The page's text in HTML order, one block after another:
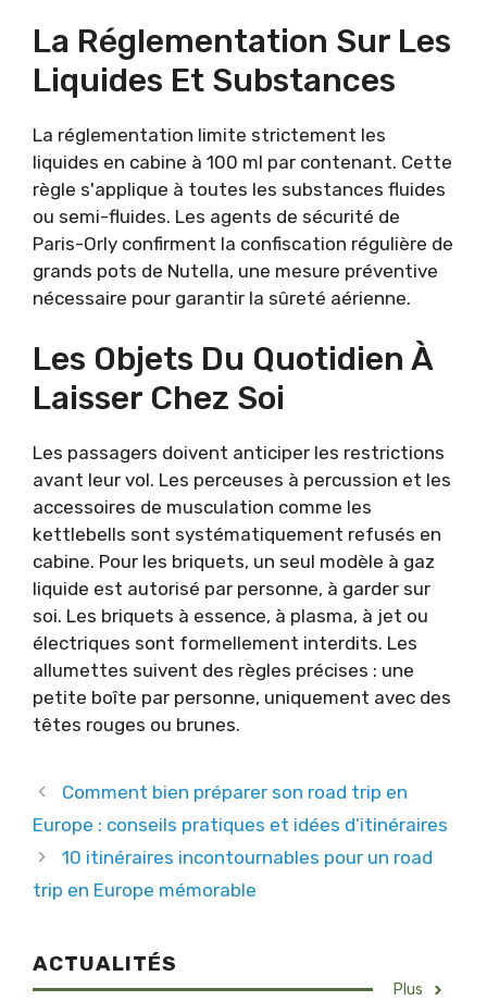
La Réglementation Sur Les
Liquides Et Substances
La réglementation limite strictement les
liquides en cabine à 100 ml par contenant. Cette
règle s'applique à toutes les substances fluides
ou semi-fluides. Les agents de sécurité de
Paris-Orly confirment la confiscation régulière de
grands pots de Nutella, une mesure préventive
nécessaire pour garantir la sûreté aérienne.
Les Objets Du Quotidien À
Laisser Chez Soi
Les passagers doivent anticiper les restrictions
avant leur vol. Les perceuses à percussion et les
accessoires de musculation comme les
kettlebells sont systématiquement refusés en
cabine. Pour les briquets, un seul modèle à gaz
liquide est autorisé par personne, à garder sur
soi. Les briquets à essence, à plasma, à jet ou
électriques sont formellement interdits. Les
allumettes suivent des règles précises : une
petite boîte par personne, uniquement avec des
têtes rouges ou brunes.
Comment bien préparer son road trip en
Europe : conseils pratiques et idées d’itinéraires
10 itinéraires incontournables pour un road
trip en Europe mémorable
ACTUALITÉS
Plus